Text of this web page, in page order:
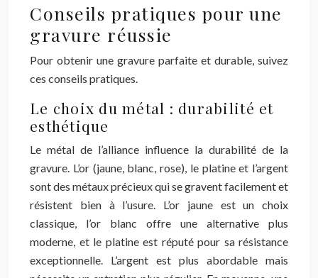
Conseils pratiques pour une
gravure réussie
Pour obtenir une gravure parfaite et durable, suivez
ces conseils pratiques.
Le choix du métal : durabilité et
esthétique
Le métal de l’alliance influence la durabilité de la
gravure. L’or (jaune, blanc, rose), le platine et l’argent
sont des métaux précieux qui se gravent facilement et
résistent bien à l’usure. L’or jaune est un choix
classique, l’or blanc offre une alternative plus
moderne, et le platine est réputé pour sa résistance
exceptionnelle. L’argent est plus abordable mais